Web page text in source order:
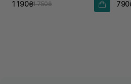
1 190₴1 750₴